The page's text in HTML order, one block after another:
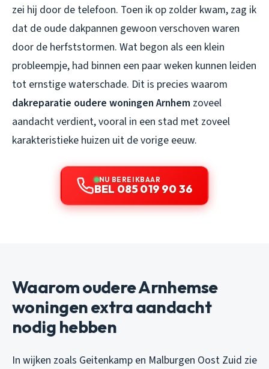
zei hij door de telefoon. Toen ik op zolder kwam, zag ik
dat de oude dakpannen gewoon verschoven waren
door de herfststormen. Wat begon als een klein
probleempje, had binnen een paar weken kunnen leiden
tot ernstige waterschade. Dit is precies waarom
dakreparatie oudere woningen Arnhem zoveel
aandacht verdient, vooral in een stad met zoveel
karakteristieke huizen uit de vorige eeuw.
NU BEREIKBAAR
BEL 085 019 90 36
Waarom oudere Arnhemse
woningen extra aandacht
nodig hebben
In wijken zoals Geitenkamp en Malburgen Oost Zuid zie